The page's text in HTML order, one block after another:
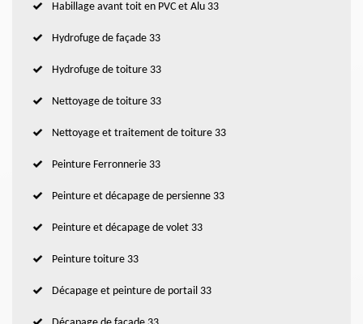
Habillage avant toit en PVC et Alu 33
Hydrofuge de façade 33
Hydrofuge de toiture 33
Nettoyage de toiture 33
Nettoyage et traitement de toiture 33
Peinture Ferronnerie 33
Peinture et décapage de persienne 33
Peinture et décapage de volet 33
Peinture toiture 33
Décapage et peinture de portail 33